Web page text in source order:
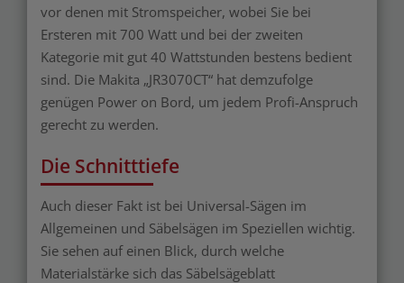
vor denen mit Stromspeicher, wobei Sie bei
Ersteren mit 700 Watt und bei der zweiten
Kategorie mit gut 40 Wattstunden bestens bedient
sind. Die Makita „JR3070CT“ hat demzufolge
genügen Power on Bord, um jedem Profi-Anspruch
gerecht zu werden.
Die Schnitttiefe
Auch dieser Fakt ist bei Universal-Sägen im
Allgemeinen und Säbelsägen im Speziellen wichtig.
Sie sehen auf einen Blick, durch welche
Materialstärke sich das Säbelsägeblatt